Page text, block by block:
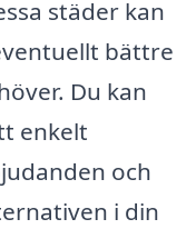
städer kan
bättre
Du kan
enkelt
och
i din